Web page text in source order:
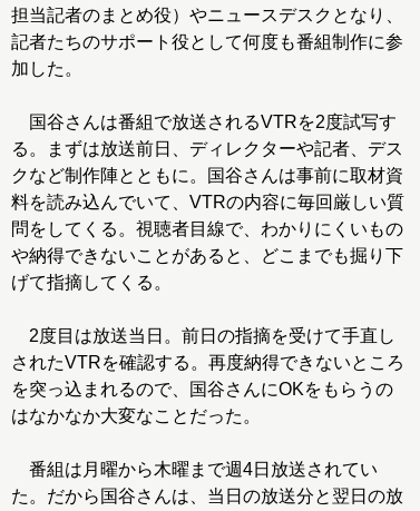
担当記者のまとめ役）やニュースデスクとなり、
記者たちのサポート役として何度も番組制作に参
加した。
国谷さんは番組で放送されるVTRを2度試写す
る。まずは放送前日、ディレクターや記者、デス
クなど制作陣とともに。国谷さんは事前に取材資
料を読み込んでいて、VTRの内容に毎回厳しい質
問をしてくる。視聴者目線で、わかりにくいもの
や納得できないことがあると、どこまでも掘り下
げて指摘してくる。
2度目は放送当日。前日の指摘を受けて手直し
されたVTRを確認する。再度納得できないところ
を突っ込まれるので、国谷さんにOKをもらうの
はなかなか大変なことだった。
番組は月曜から木曜まで週4日放送されてい
た。だから国谷さんは、当日の放送分と翌日の放